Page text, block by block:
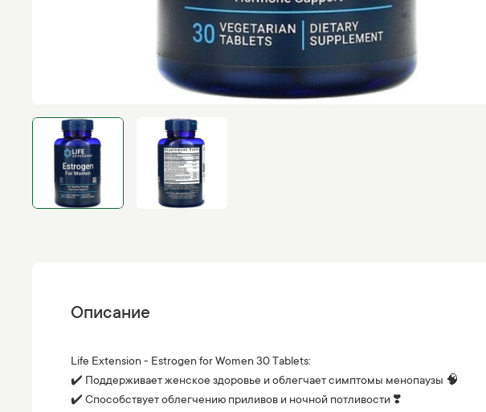
Описание
Life Extension - Estrogen for Women 30 Tablets:
✔️ Поддерживает женское здоровье и облегчает симптомы менопаузы 🧠
✔️ Способствует облегчению приливов и ночной потливости ❣️